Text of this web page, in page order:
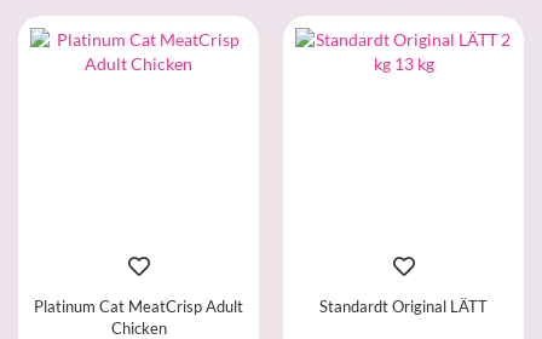
Platinum Cat MeatCrisp Adult
Chicken
Standardt Original LÄTT